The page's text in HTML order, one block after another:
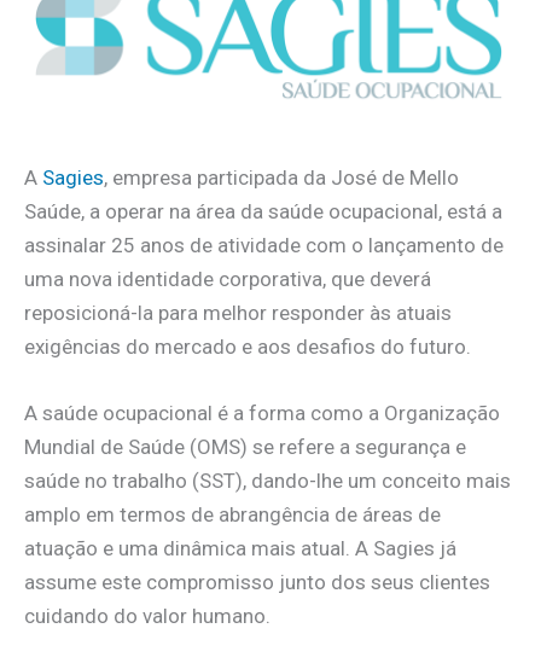
A Sagies, empresa participada da José de Mello
Saúde, a operar na área da saúde ocupacional, está a
assinalar 25 anos de atividade com o lançamento de
uma nova identidade corporativa, que deverá
reposicioná-la para melhor responder às atuais
exigências do mercado e aos desafios do futuro.
A saúde ocupacional é a forma como a Organização
Mundial de Saúde (OMS) se refere a segurança e
saúde no trabalho (SST), dando-lhe um conceito mais
amplo em termos de abrangência de áreas de
atuação e uma dinâmica mais atual. A Sagies já
assume este compromisso junto dos seus clientes
cuidando do valor humano.